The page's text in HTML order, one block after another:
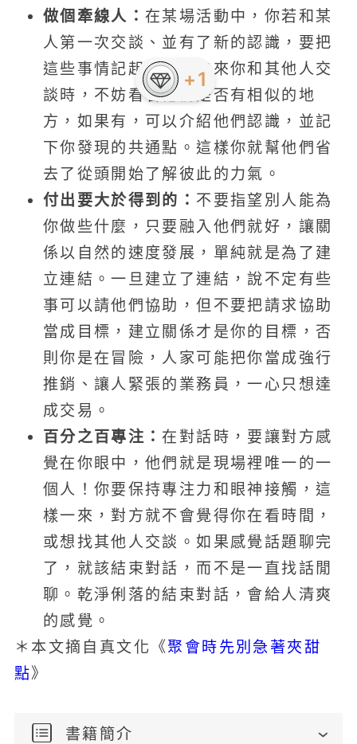
做個牽線人： 在某場活動中，你若和某
人第一次交談、並有了新的認識，要把
這些事情記起來。若未來你和其他人交
談時，不妨看看他們是否有相似的地
方，如果有，可以介紹他們認識，並記
下你發現的共通點。這樣你就幫他們省
去了從頭開始了解彼此的力氣。
付出要大於得到的： 不要指望別人能為
你做些什麼，只要融入他們就好，讓關
係以自然的速度發展，單純就是為了建
立連結。一旦建立了連結，說不定有些
事可以請他們協助，但不要把請求協助
當成目標，建立關係才是你的目標，否
則你是在冒險，人家可能把你當成強行
推銷、讓人緊張的業務員，一心只想達
成交易。
百分之百專注： 在對話時，要讓對方感
覺在你眼中，他們就是現場裡唯一的一
個人！你要保持專注力和眼神接觸，這
樣一來，對方就不會覺得你在看時間，
或想找其他人交談。如果感覺話題聊完
了，就該結束對話，而不是一直找話閒
聊。乾淨俐落的結束對話，會給人清爽
的感覺。
＊本文摘自真文化《聚會時先別急著夾甜
點》
書籍簡介
+1